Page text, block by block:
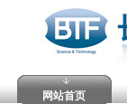
网站首页